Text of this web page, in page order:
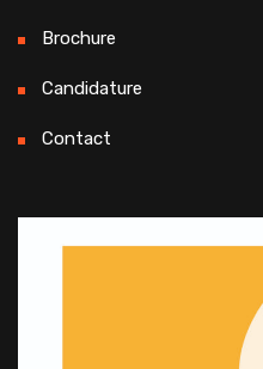
Brochure
Candidature
Contact